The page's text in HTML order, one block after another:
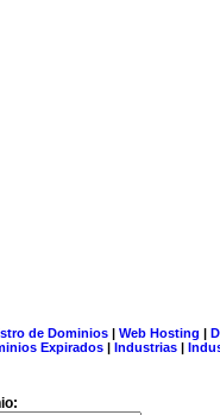
de Dominios| Web Hosting |
Expirados | Industrias |